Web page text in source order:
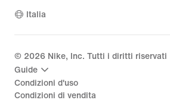
Italia
© 2026 Nike, Inc. Tutti i diritti riservati
Guide
Condizioni d'uso
Condizioni di vendita